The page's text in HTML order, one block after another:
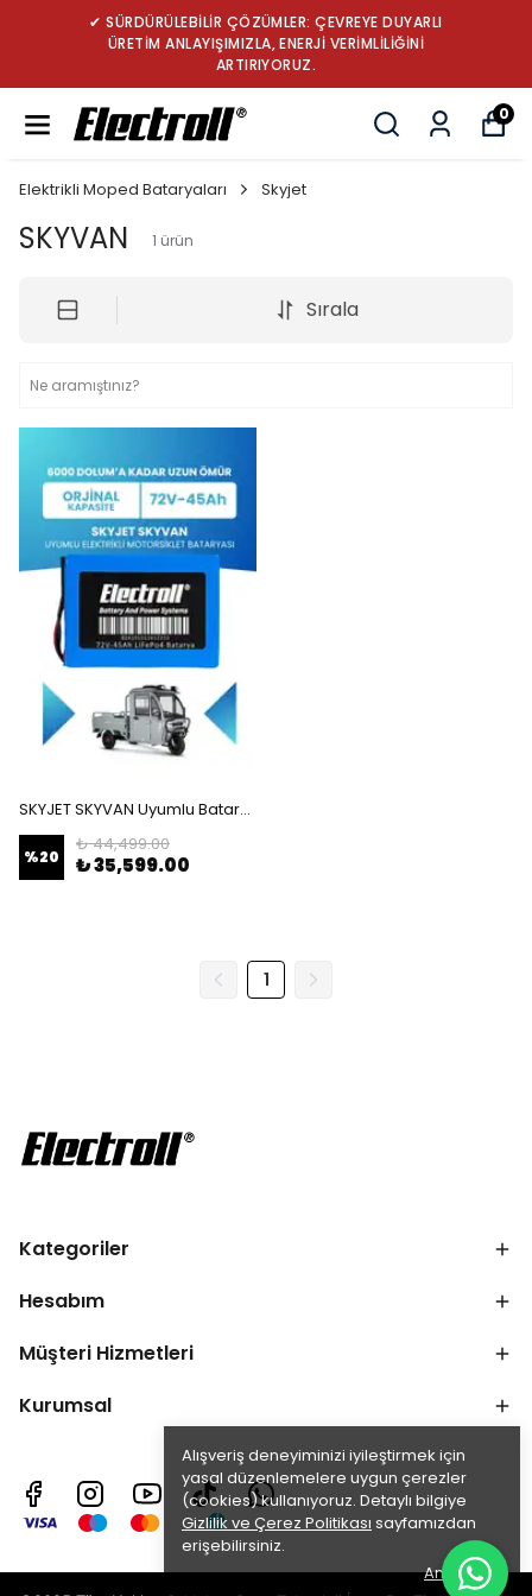
✔ SÜRDÜRÜLEBİLİR ÇÖZÜMLER: ÇEVREYE DUYARLI
ÜRETİM ANLAYIŞIMIZLA, ENERJİ VERİMLİLİĞİNİ
ARTIRIYORUZ.
0
Alışveriş deneyiminizi iyileştirmek için
yasal düzenlemelere uygun çerezler
(cookies) kullanıyoruz. Detaylı bilgiye
Gizlilik ve Çerez Politikası sayfamızdan
erişebilirsiniz.
Anladım
Elektrikli Moped Bataryaları Skyjet
SKYVAN 1 ürün
Sırala
SKYJET SKYVAN Uyumlu Batarya (Standart Kapasite) LiFePO4 72V 45Ah Elektrikli Motorsiklet Bataryası
%20
₺ 44,499.00
₺ 35,599.00
1
Kategoriler
Hesabım
Müşteri Hizmetleri
Kurumsal